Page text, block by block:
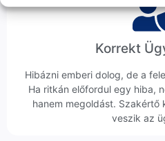
Korrekt
Hibázni emberi dolog, de a
Ha ritkán előfordul egy hiba,
hanem megoldást. Szakértő
veszik az